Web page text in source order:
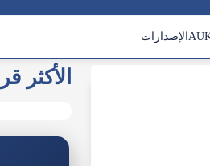
الإصدارات
الأكثر